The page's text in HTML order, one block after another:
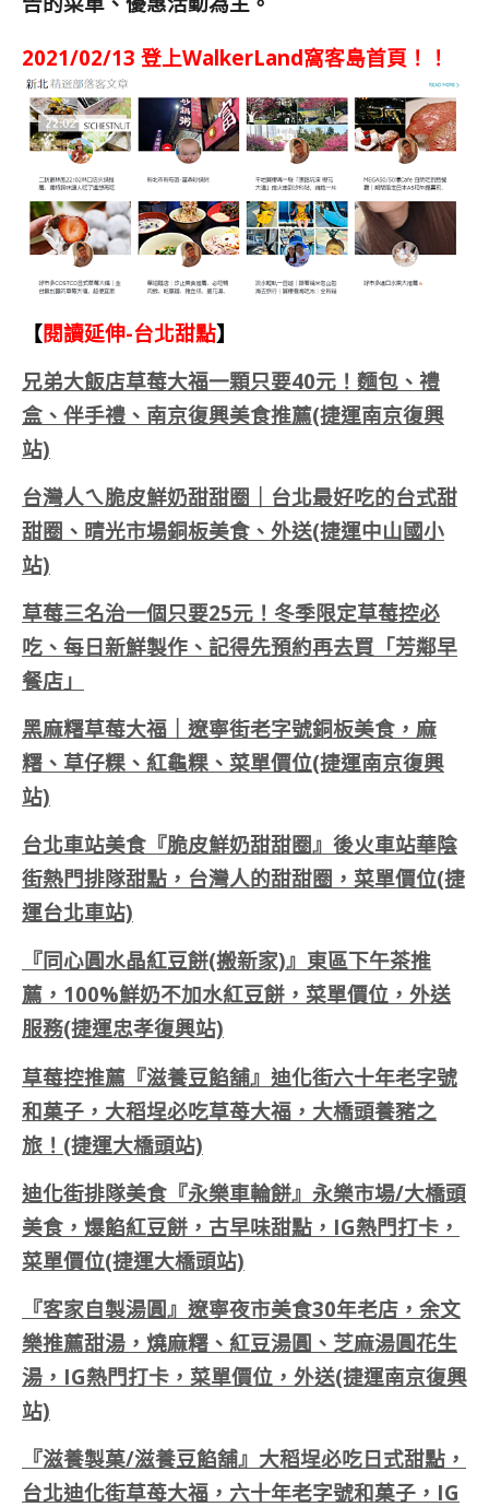
2021/02/13 登上WalkerLand窩客島首頁！！
【閱讀延伸-台北甜點】
兄弟大飯店草莓大福一顆只要40元！麵包、禮
盒、伴手禮、南京復興美食推薦(捷運南京復興
站)
台灣人ㄟ脆皮鮮奶甜甜圈｜台北最好吃的台式甜
甜圈、晴光市場銅板美食、外送(捷運中山國小
站)
草莓三名治一個只要25元！冬季限定草莓控必
吃、每日新鮮製作、記得先預約再去買「芳鄰早
餐店」
黑麻糬草莓大福｜遼寧街老字號銅板美食，麻
糬、草仔粿、紅龜粿、菜單價位(捷運南京復興
站)
台北車站美食『脆皮鮮奶甜甜圈』後火車站華陰
街熱門排隊甜點，台灣人的甜甜圈，菜單價位(捷
運台北車站)
『同心圓水晶紅豆餅(搬新家)』東區下午茶推
薦，100%鮮奶不加水紅豆餅，菜單價位，外送
服務(捷運忠孝復興站)
草莓控推薦『滋養豆餡舖』迪化街六十年老字號
和菓子，大稻埕必吃草苺大福，大橋頭養豬之
旅！(捷運大橋頭站)
迪化街排隊美食『永樂車輪餅』永樂市場/大橋頭
美食，爆餡紅豆餅，古早味甜點，IG熱門打卡，
菜單價位(捷運大橋頭站)
『客家自製湯圓』遼寧夜市美食30年老店，余文
樂推薦甜湯，燒麻糬、紅豆湯圓、芝麻湯圓花生
湯，IG熱門打卡，菜單價位，外送(捷運南京復興
站)
『滋養製菓/滋養豆餡舖』大稻埕必吃日式甜點，
台北迪化街草苺大福，六十年老字號和菓子，IG